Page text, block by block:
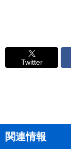
Twitter
関連情報